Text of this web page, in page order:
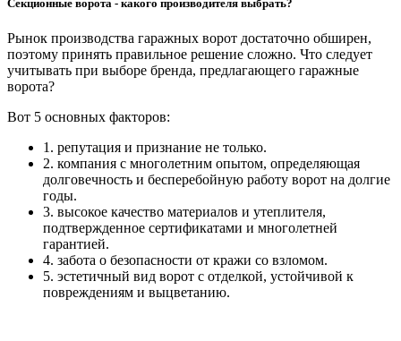
Секционные ворота - какого производителя выбрать?
Рынок производства гаражных ворот достаточно обширен,
поэтому принять правильное решение сложно. Что следует
учитывать при выборе бренда, предлагающего гаражные
ворота?
Вот 5 основных факторов:
1. репутация и признание не только.
2. компания с многолетним опытом, определяющая
долговечность и бесперебойную работу ворот на долгие
годы.
3. высокое качество материалов и утеплителя,
подтвержденное сертификатами и многолетней
гарантией.
4. забота о безопасности от кражи со взломом.
5. эстетичный вид ворот с отделкой, устойчивой к
повреждениям и выцветанию.